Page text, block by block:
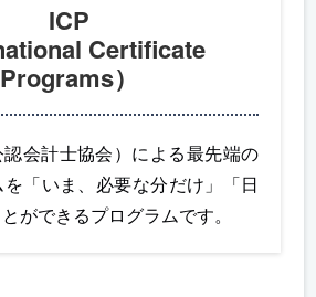
ICP
Certificate
Programs）
会計士協会）による最先端の
「いま、必要な分だけ」「日
ができるプログラムです。